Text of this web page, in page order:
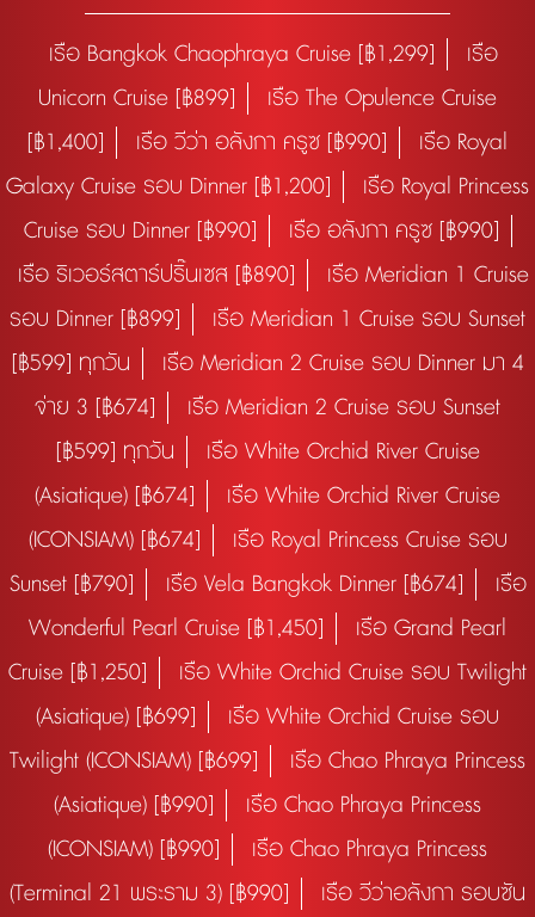
เรือ Bangkok Chaophraya Cruise [฿1,299]
เรือ
Unicorn Cruise [฿899]
เรือ The Opulence Cruise
[฿1,400]
เรือ วีว่า อลังกา ครูซ [฿990]
เรือ Royal
Galaxy Cruise รอบ Dinner [฿1,200]
เรือ Royal Princess
Cruise รอบ Dinner [฿990]
เรือ อลังกา ครูซ [฿990]
เรือ ริเวอร์สตาร์ปริ๊นเซส [฿890]
เรือ Meridian 1 Cruise
รอบ Dinner [฿899]
เรือ Meridian 1 Cruise รอบ Sunset
[฿599] ทุกวัน
เรือ Meridian 2 Cruise รอบ Dinner มา 4
จ่าย 3 [฿674]
เรือ Meridian 2 Cruise รอบ Sunset
[฿599] ทุกวัน
เรือ White Orchid River Cruise
(Asiatique) [฿674]
เรือ White Orchid River Cruise
(ICONSIAM) [฿674]
เรือ Royal Princess Cruise รอบ
Sunset [฿790]
เรือ Vela Bangkok Dinner [฿674]
เรือ
Wonderful Pearl Cruise [฿1,450]
เรือ Grand Pearl
Cruise [฿1,250]
เรือ White Orchid Cruise รอบ Twilight
(Asiatique) [฿699]
เรือ White Orchid Cruise รอบ
Twilight (ICONSIAM) [฿699]
เรือ Chao Phraya Princess
(Asiatique) [฿990]
เรือ Chao Phraya Princess
(ICONSIAM) [฿990]
เรือ Chao Phraya Princess
(Terminal 21 พระราม 3) [฿990]
เรือ วีว่าอลังกา รอบซัน